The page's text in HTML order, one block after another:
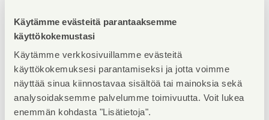
Käytämme evästeitä parantaaksemme
käyttökokemustasi
Käytämme verkkosivuillamme evästeitä
käyttökokemuksesi parantamiseksi ja jotta voimme
näyttää sinua kiinnostavaa sisältöä tai mainoksia sekä
analysoidaksemme palvelumme toimivuutta. Voit lukea
enemmän kohdasta "Lisätietoja".
Lopuksi Asofoorumin kaksi jäsenehdokasta saivat
puheenvuorot, minkä jälkeen puheenjohtajat
äänestivät mielestään sopivinta ehdokasta
edustajaksi Asofoorumiin. Eniten ääniä saiMirva
Lavonen.